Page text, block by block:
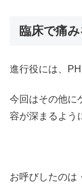
臨床で痛
進行役には、
今回はその他に
容が深まるよう
お呼びしたのは